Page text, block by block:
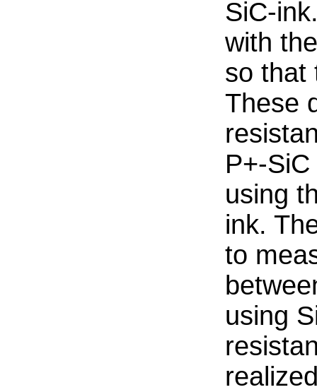
SiC-
with
so that
These
P+-
using
ink.
to
using